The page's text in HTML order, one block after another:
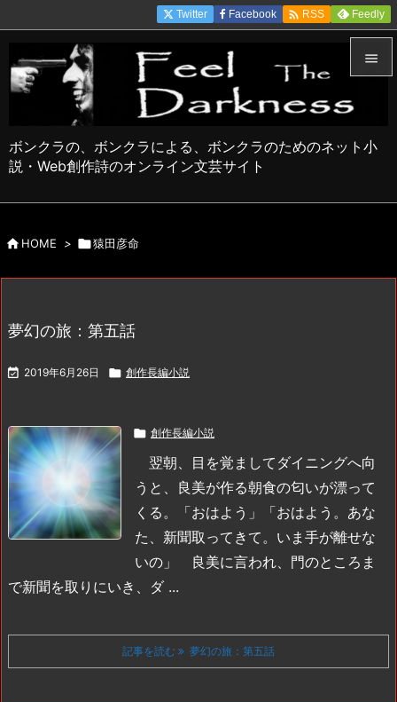
ボンクラの、ボンクラによる、ボンクラのためのネット小
説・Web創作詩のオンライン文芸サイト



Twitter Facebook  RSS Feedly
HOME > 猿田彦命
夢幻の旅：第五話
 2019年6月26日  創作長編小説
 創作長編小説
翌朝、目を覚ましてダイニングへ向
うと、良美が作る朝食の匂いが漂って
くる。
「おはよう」
「おはよう。あな
た、新聞取ってきて。いま手が離せな
いの」
良美に言われ、門のところま
で新聞を取りにいき、ダ ...
記事を読む 夢幻の旅：第五話